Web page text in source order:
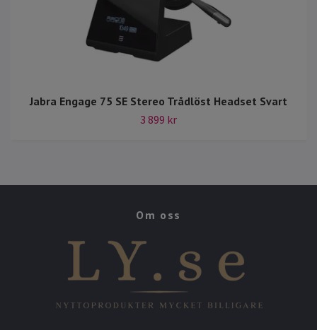
Jabra Engage 75 SE Stereo Trådlöst Headset Svart
3 899 kr
Om oss